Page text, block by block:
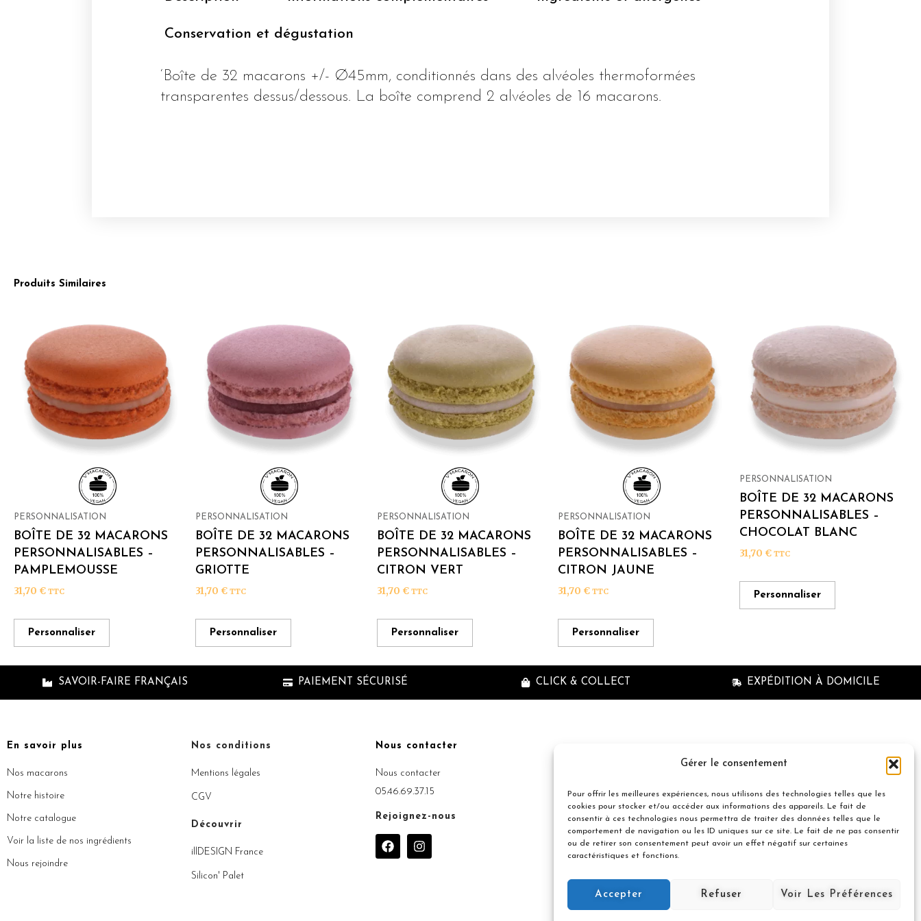
Gérer le consentement
Pour offrir les meilleures expériences, nous utilisons des technologies telles que les
cookies pour stocker et/ou accéder aux informations des appareils. Le fait de
consentir à ces technologies nous permettra de traiter des données telles que le
comportement de navigation ou les ID uniques sur ce site. Le fait de ne pas consentir
ou de retirer son consentement peut avoir un effet négatif sur certaines
caractéristiques et fonctions.
Accepter Refuser Voir Les Préférences
Conservation et dégustation
‘Boîte de 32 macarons +/- Ø45mm, conditionnés dans des alvéoles thermoformées
transparentes dessus/dessous. La boîte comprend 2 alvéoles de 16 macarons.
Produits Similaires
PERSONNALISATION
BOÎTE DE 32 MACARONS
PERSONNALISABLES –
PAMPLEMOUSSE
31,70 € TTC
Personnaliser
PERSONNALISATION
BOÎTE DE 32 MACARONS
PERSONNALISABLES –
GRIOTTE
31,70 € TTC
Personnaliser
PERSONNALISATION
BOÎTE DE 32 MACARONS
PERSONNALISABLES –
CITRON VERT
31,70 € TTC
Personnaliser
PERSONNALISATION
BOÎTE DE 32 MACARONS
PERSONNALISABLES –
CITRON JAUNE
31,70 € TTC
Personnaliser
PERSONNALISATION
BOÎTE DE 32 MACARONS
PERSONNALISABLES –
CHOCOLAT BLANC
31,70 € TTC
Personnaliser
SAVOIR-FAIRE FRANÇAIS PAIEMENT SÉCURISÉ CLICK & COLLECT EXPÉDITION À DOMICILE
En savoir plus
Nos macarons
Notre histoire
Notre catalogue
Voir la liste de nos ingrédients
Nous rejoindre
Nos conditions
Mentions légales
CGV
Découvrir
illDESIGN France
Silicon' Palet
Nous contacter
Nous contacter
05.46.69.37.15
Rejoignez-nous
F
a
I
n
© 2021 Nuances Gourmandes